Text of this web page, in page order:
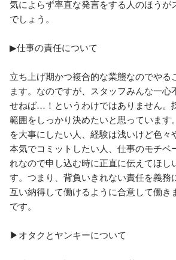
気によらず率直な発言をする人のほうが
でしょう。
▶仕事の責任について
立ち上げ期かつ複合的な業態なのでやる
ます。なのですが、スタッフみんな一心
せねば…！というわけではありません。
範囲をしっかり決めたいと思っています
を大事にしたい人、経験は浅いけど色々
本気でコミットしたい人、仕事のモチベ
れなので申し込む時に正直に伝えてほし
す。つまり、背負いきれない責任を義務
互い納得して働けるように合意して働き
です。
▶オタクとヤンキーについて